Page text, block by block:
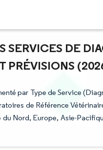
SERVICES DE
PRÉVISIONS
par Type de Service
de Référence
Nord, Europe, Asie-